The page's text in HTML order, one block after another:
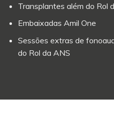
Transplantes além do Rol
Embaixadas Amil One
Sessões extras de
do Rol da ANS